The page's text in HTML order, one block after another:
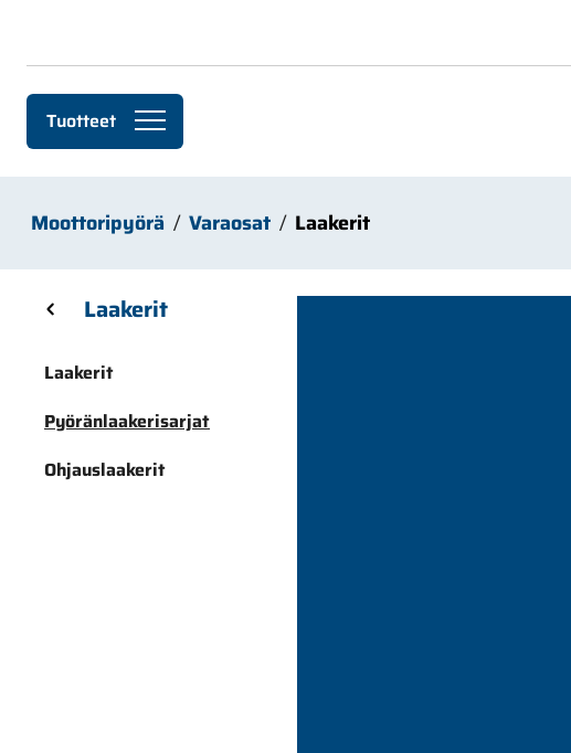
Tuotteet
Moottoripyörä Varaosat
Laakerit
Skip sidebar menu
Laakerit
Laakerit
Pyöränlaakerisarjat
Ohjauslaakerit